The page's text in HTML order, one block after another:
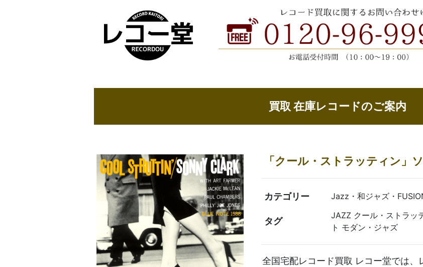
買取 在庫レコードのご案内
「クール・ストラッティン」
カテゴリー Jazz・和ジャズ・
タグ
JAZZ クール・ストラッ
ト モダン・ジャズ
全国宅配レコード買取 レコー堂では